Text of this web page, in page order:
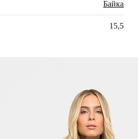
Байка
15,5